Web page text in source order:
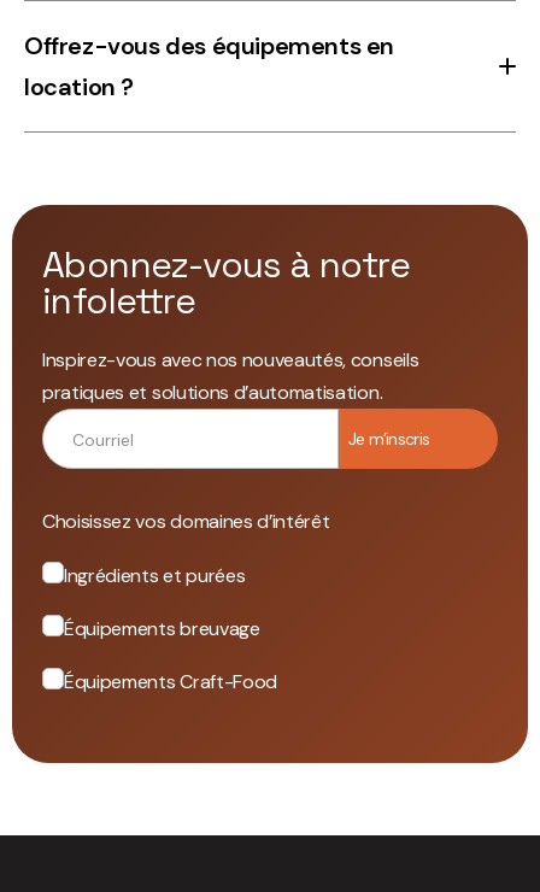
nettoyage des barriques.
notre site.
Offrez-vous des équipements en
location ?
l’adresseinfo@elnova.capour obtenir la liste des
Abonnez-vous à notre
infolettre
Inspirez-vous avec nos nouveautés, conseils
pratiques et solutions d’automatisation.
Choisissez vos domaines d’intérêt
Ingrédients et purées
Équipements breuvage
Équipements Craft-Food